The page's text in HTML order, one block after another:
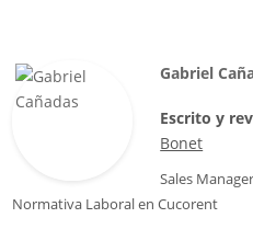
Gabriel
Escrito y
Bonet
Sales Manager
Normativa Laboral enCucorent